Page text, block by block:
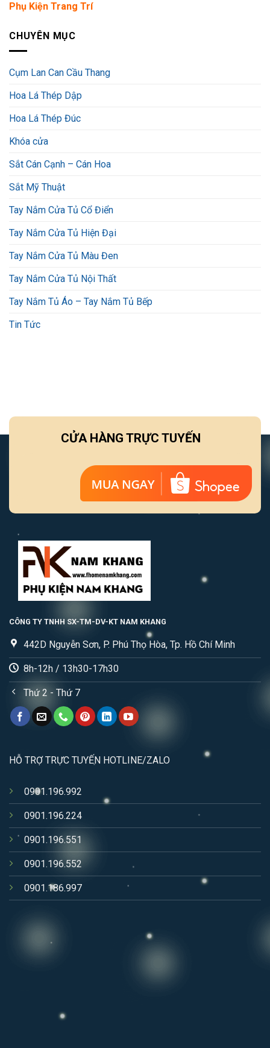
Phụ Kiện Trang Trí
CHUYÊN MỤC
Cụm Lan Can Cầu Thang
Hoa Lá Thép Dập
Hoa Lá Thép Đúc
Khóa cửa
Sắt Cán Cạnh – Cán Hoa
Sắt Mỹ Thuật
Tay Nắm Cửa Tủ Cổ Điển
Tay Nắm Cửa Tủ Hiện Đại
Tay Nắm Cửa Tủ Màu Đen
Tay Nắm Cửa Tủ Nội Thất
Tay Nắm Tủ Áo – Tay Nắm Tủ Bếp
Tin Tức
CỬA HÀNG TRỰC TUYẾN
CÔNG TY TNHH SX-TM-DV-KT NAM KHANG
442D Nguyễn Sơn, P. Phú Thọ Hòa, Tp. Hồ Chí Minh
8h-12h / 13h30-17h30
Thứ 2 - Thứ 7
HỖ TRỢ TRỰC TUYẾN HOTLINE/ZALO
0901.196.992
0901.196.224
0901.196.551
0901.196.552
0901.186.997